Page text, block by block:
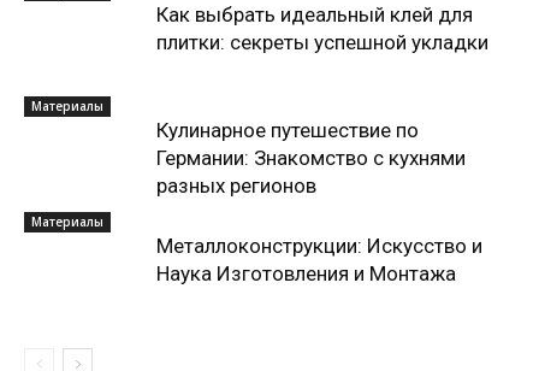
Как выбрать идеальный клей для
плитки: секреты успешной укладки
Материалы
Кулинарное путешествие по
Германии: Знакомство с кухнями
разных регионов
Материалы
Металлоконструкции: Искусство и
Наука Изготовления и Монтажа